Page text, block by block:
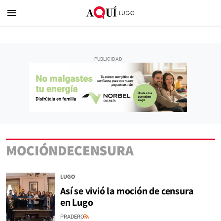
menu
MOCIÓNDECENSURA
LUGO
Así se vivió la moción de censura
en Lugo
PRADERO